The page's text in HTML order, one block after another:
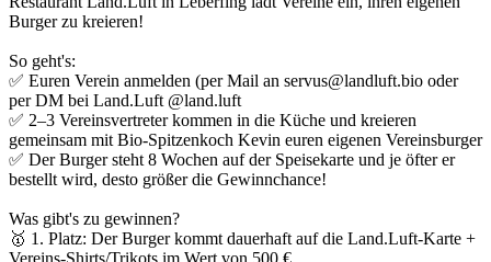
Burger zu kreieren!
So geht's:
✅ Euren Verein anmelden (per Mail an servus@landluft.bio oder
per DM bei Land.Luft @land.luft
✅ 2–3 Vereinsvertreter kommen in die Küche und kreieren
gemeinsam mit Bio-Spitzenkoch Kevin euren eigenen Vereinsburger
✅ Der Burger steht 8 Wochen auf der Speisekarte und je öfter er
bestellt wird, desto größer die Gewinnchance!
Was gibt's zu gewinnen?
🥇 1. Platz: Der Burger kommt dauerhaft auf die Land.Luft-Karte +